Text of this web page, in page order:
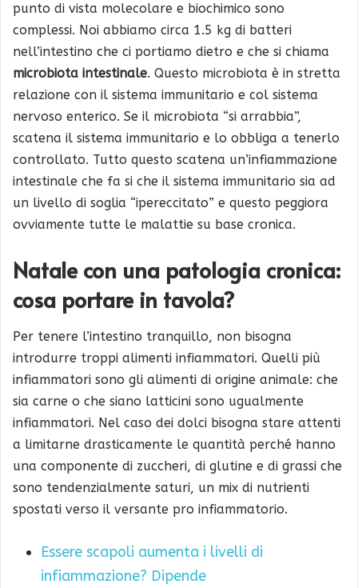
punto di vista molecolare e biochimico sono
complessi. Noi abbiamo circa 1.5 kg di batteri
nell’intestino che ci portiamo dietro e che si chiama
microbiota intestinale. Questo microbiota è in stretta
relazione con il sistema immunitario e col sistema
nervoso enterico. Se il microbiota “si arrabbia”,
scatena il sistema immunitario e lo obbliga a tenerlo
controllato. Tutto questo scatena un’infiammazione
intestinale che fa si che il sistema immunitario sia ad
un livello di soglia “ipereccitato” e questo peggiora
ovviamente tutte le malattie su base cronica.
Natale con una patologia cronica:
cosa portare in tavola?
Per tenere l’intestino tranquillo, non bisogna
introdurre troppi alimenti infiammatori. Quelli più
infiammatori sono gli alimenti di origine animale: che
sia carne o che siano latticini sono ugualmente
infiammatori. Nel caso dei dolci bisogna stare attenti
a limitarne drasticamente le quantità perché hanno
una componente di zuccheri, di glutine e di grassi che
sono tendenzialmente saturi, un mix di nutrienti
spostati verso il versante pro infiammatorio.
Essere scapoli aumenta i livelli di
infiammazione? Dipende